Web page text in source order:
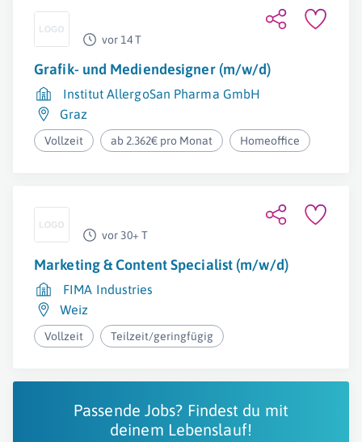
vor 14 T
Grafik- und Mediendesigner (m/w/d)
Institut AllergoSan Pharma GmbH
Graz
Vollzeit ab 2.362€ pro Monat Homeoffice
vor 30+ T
Marketing & Content Specialist (m/w/d)
FIMA Industries
Weiz
Vollzeit Teilzeit/geringfügig
Passende Jobs? Findest du mit
deinem Lebenslauf!